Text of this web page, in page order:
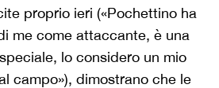
proprio ieri («Pochettino ha
me come attaccante, è una
lo considero un mio
campo»), dimostrano che le